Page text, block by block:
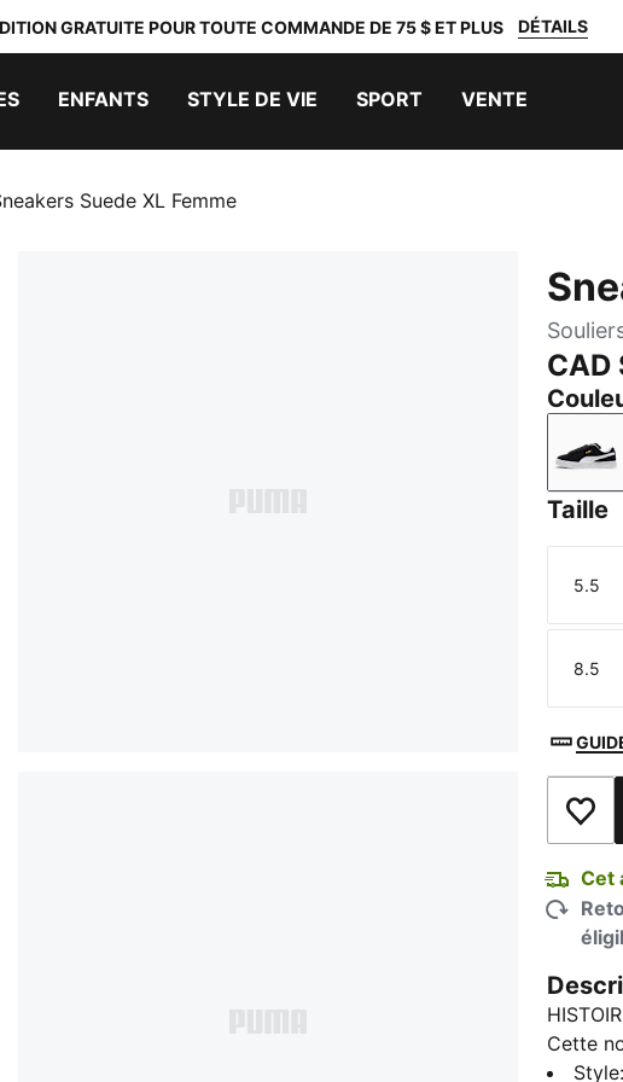
GRATUITE POUR TOUTE COMMANDE DE 75 $ ET PLUS DÉTAILS
ENFANTS STYLE DE VIE SPORT VENTE
Suede XL Femme
CAD
Taille
Taille
5.5
Taille
8.5
Cet
Cette
de Style: